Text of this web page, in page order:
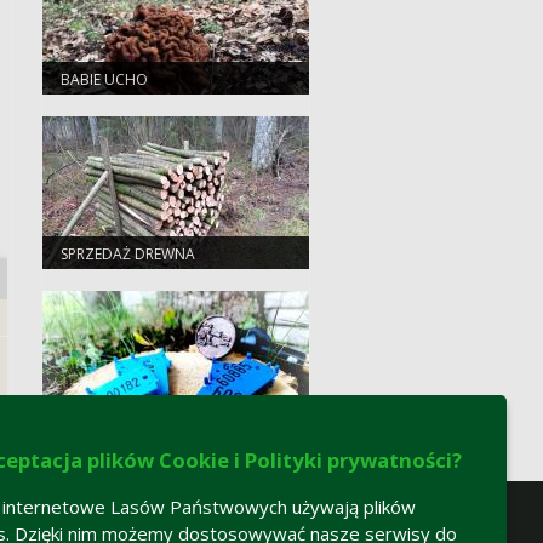
BABIE UCHO
SPRZEDAŻ DREWNA
POSTĘPOWANIA
plików Cookie i Polityki prywatności?
Lasów Państwowych używają plików
Dzięki nim możemy dostosowywać nasze serwisy do